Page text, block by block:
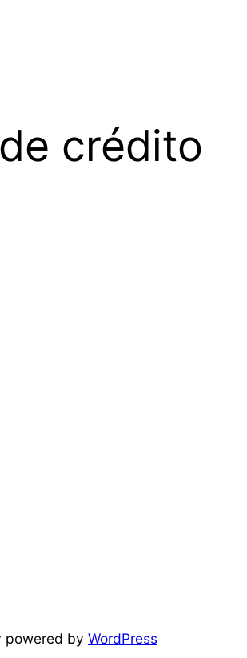
crédito
powered by WordPress